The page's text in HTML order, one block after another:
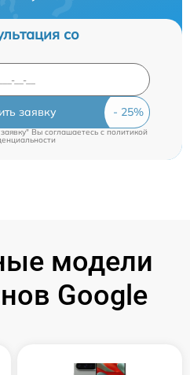
со
заявку
Вы соглашаетесь c политикой
модели
Google